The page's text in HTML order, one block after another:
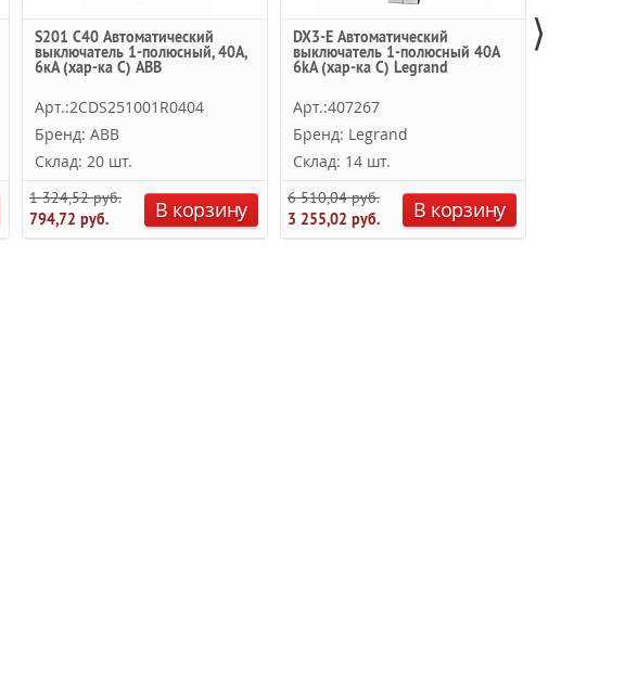
S201 C40 Автоматический
выключатель 1-полюсный, 40А,
6кА (хар-ка C) ABB
Арт.:2CDS251001R0404
Бренд: ABB
Склад: 20 шт.
1 324,52 руб.
794,72 руб.
В корзину
DX3-E Автоматический
выключатель 1-полюсный 40A
6kA (хар-ка C) Legrand
Арт.:407267
Бренд: Legrand
Склад: 14 шт.
6 510,04 руб.
3 255,02 руб.
В корзину
⟩